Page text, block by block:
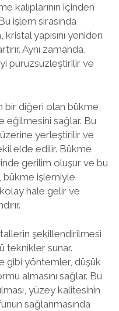
kalıplarının içinden
işlem sırasında
yapısını yeniden
Aynı zamanda,
pürüzsüzleştirilir ve
diğeri olan bükme,
eğilmesini sağlar. Bu
yerleştirilir ve
elde edilir. Bükme
gerilim oluşur ve bu
bükme işlemiyle
hale gelir ve
şekillendirilmesi
teknikler sunar.
gibi yöntemler, düşük
almasını sağlar. Bu
yüzey kalitesinin
sağlanmasında